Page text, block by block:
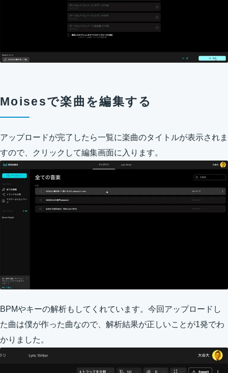
Moisesで楽曲を編集する
アップロードが完了したら一覧に楽曲のタイトルが表示されま
すので、クリックして編集画面に入ります。
BPMやキーの解析もしてくれています。今回アップロードし
た曲は僕が作った曲なので、解析結果が正しいことが1発でわ
かりました。